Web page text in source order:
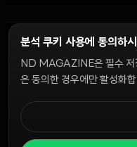
윤리 원칙 Discord 봇캠페인 가
분석 쿠키 사용에 동의하
ND MAGAZINE은 필수 저
은 동의한 경우에만 활성화